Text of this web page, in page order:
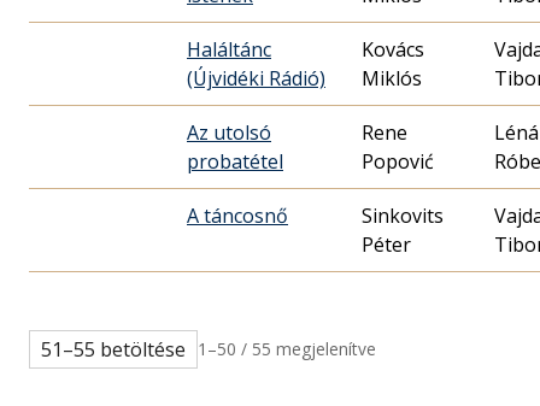
Haláltánc
(Újvidéki Rádió)
Kovács
Miklós
Az utolsó
probatétel
Rene
Popović
A táncosnő
Sinkovits
Péter
51–55 betöltése 1–50 / 55 megjelenítve